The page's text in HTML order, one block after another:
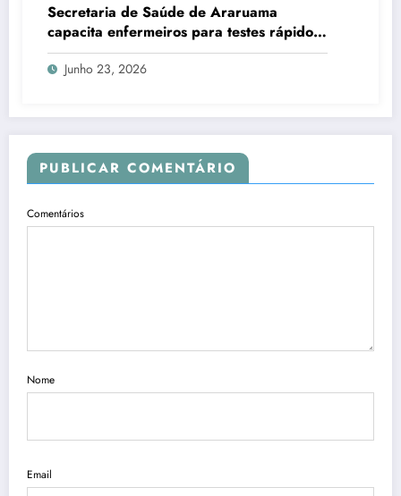
Secretaria de Saúde de Araruama
capacita enfermeiros para testes rápidos
de HIV, sífilis e hepatites
Junho 23, 2026
PUBLICAR COMENTÁRIO
Comentários
Nome
Email